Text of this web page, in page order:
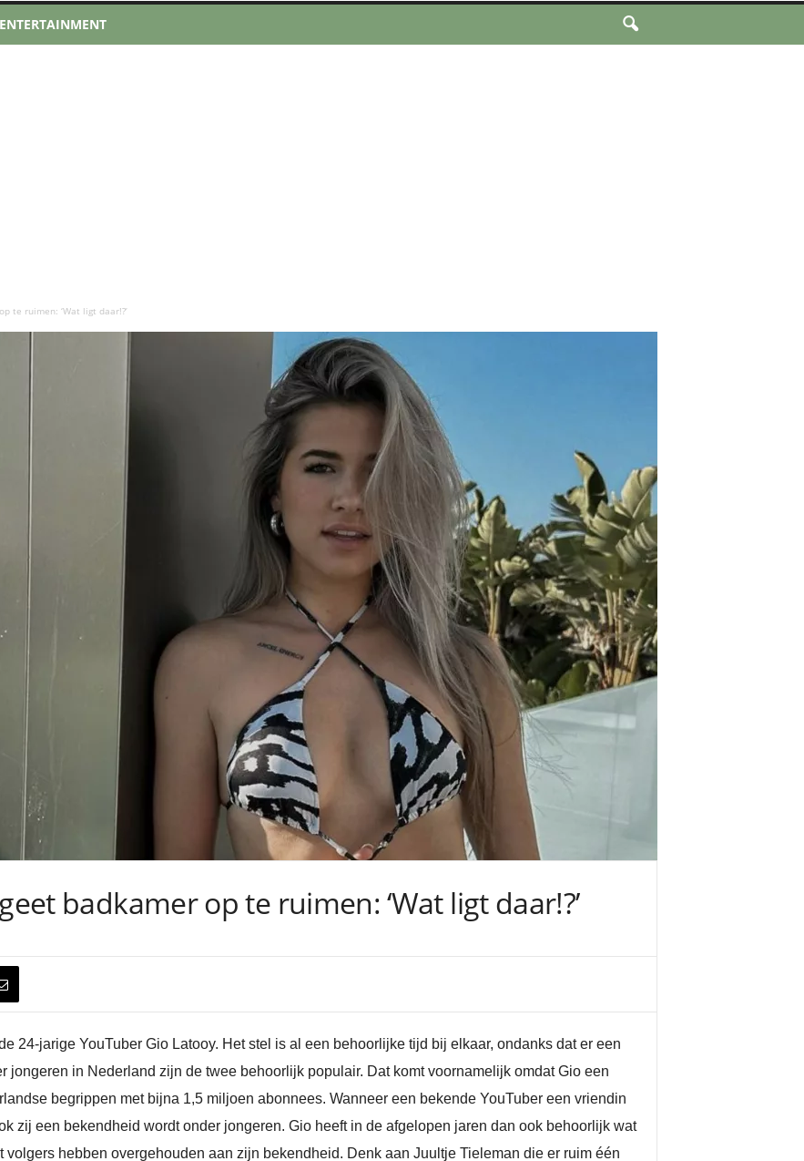
ENTERTAINMENT
te ruimen: ‘Wat ligt daar!?’
badkamer op te ruimen: ‘Wat ligt daar!?’
24-jarige YouTuber Gio Latooy. Het stel is al een behoorlijke tijd bij elkaar, ondanks dat er een
jongeren in Nederland zijn de twee behoorlijk populair. Dat komt voornamelijk omdat Gio een
begrippen met bijna 1,5 miljoen abonnees. Wanneer een bekende YouTuber een vriendin
zij een bekendheid wordt onder jongeren. Gio heeft in de afgelopen jaren dan ook behoorlijk wat
hebben overgehouden aan zijn bekendheid. Denk aan Juultje Tieleman die er ruim één